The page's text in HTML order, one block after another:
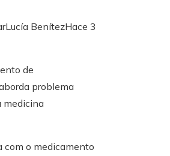
Lucía BenítezHace 3
com o medicamento